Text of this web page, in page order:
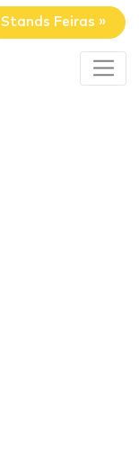
Stands Feiras »